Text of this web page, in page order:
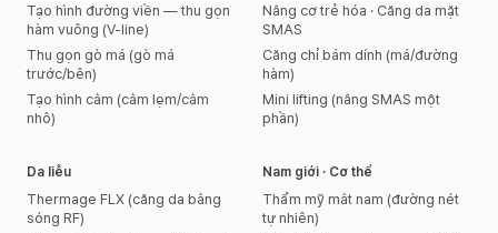
Tạo hình đường viền — thu gọn
hàm vuông (V-line)
Thu gọn gò má (gò má
trước/bên)
Tạo hình cằm (cằm lẹm/cằm
nhô)
Nâng cơ trẻ hóa · Căng da mặt
SMAS
Căng chỉ bám dính (má/đường
hàm)
Mini lifting (nâng SMAS một
phần)
Da liễu
Thermage FLX (căng da bằng
sóng RF)
Nam giới · Cơ thể
Thẩm mỹ mắt nam (đường nét
tự nhiên)